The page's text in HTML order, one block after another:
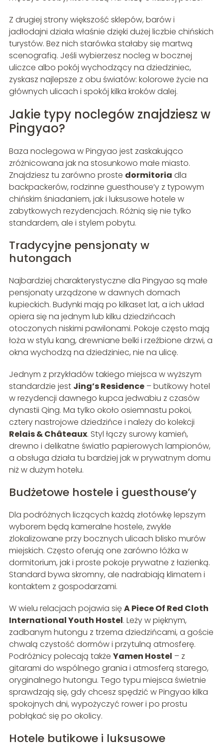
Z drugiej strony większość sklepów, barów i
jadłodajni działa właśnie dzięki dużej liczbie chińskich
turystów. Bez nich starówka stałaby się martwą
scenografią. Jeśli wybierzesz nocleg w bocznej
uliczce albo pokój wychodzący na dziedziniec,
zyskasz najlepsze z obu światów: kolorowe życie na
głównych ulicach i spokój kilka kroków dalej.
Jakie typy noclegów znajdziesz w
Pingyao?
Baza noclegowa w Pingyao jest zaskakująco
zróżnicowana jak na stosunkowo małe miasto.
Znajdziesz tu zarówno proste dormitoria dla
backpackerów, rodzinne guesthouse’y z typowym
chińskim śniadaniem, jak i luksusowe hotele w
zabytkowych rezydencjach. Różnią się nie tylko
standardem, ale i stylem pobytu.
Tradycyjne pensjonaty w
hutongach
Najbardziej charakterystyczne dla Pingyao są małe
pensjonaty urządzone w dawnych domach
kupieckich. Budynki mają po kilkaset lat, a ich układ
opiera się na jednym lub kilku dziedzińcach
otoczonych niskimi pawilonami. Pokoje często mają
łoża w stylu kang, drewniane belki i rzeźbione drzwi, a
okna wychodzą na dziedziniec, nie na ulicę.
Jednym z przykładów takiego miejsca w wyższym
standardzie jest Jing’s Residence– butikowy hotel
w rezydencji dawnego kupca jedwabiu z czasów
dynastii Qing. Ma tylko około osiemnastu pokoi,
cztery nastrojowe dziedzińce i należy do kolekcji
Relais & Châteaux. Styl łączy surowy kamień,
drewno i delikatne światło papierowych lampionów,
a obsługa działa tu bardziej jak w prywatnym domu
niż w dużym hotelu.
Budżetowe hostele i guesthouse’y
Dla podróżnych liczących każdą złotówkę lepszym
wyborem będą kameralne hostele, zwykle
zlokalizowane przy bocznych ulicach blisko murów
miejskich. Często oferują one zarówno łóżka w
dormitorium, jak i proste pokoje prywatne z łazienką.
Standard bywa skromny, ale nadrabiają klimatem i
kontaktem z gospodarzami.
W wielu relacjach pojawia sięA Piece Of Red Cloth
International Youth Hostel. Leży w pięknym,
zadbanym hutongu z trzema dziedzińcami, a goście
chwalą czystość dormów i przytulną atmosferę.
Podróżnicy polecają także Yamen Hostel – z
gitarami do wspólnego grania i atmosferą starego,
oryginalnego hutongu. Tego typu miejsca świetnie
sprawdzają się, gdy chcesz spędzić w Pingyao kilka
spokojnych dni, wypożyczyć rower i po prostu
pobłąkać się po okolicy.
Hotele butikowe i luksusowe